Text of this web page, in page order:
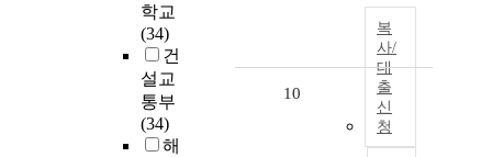
학교
(34)
건
설교
통부
(34)
해
복
사/
대
출
신
청
10